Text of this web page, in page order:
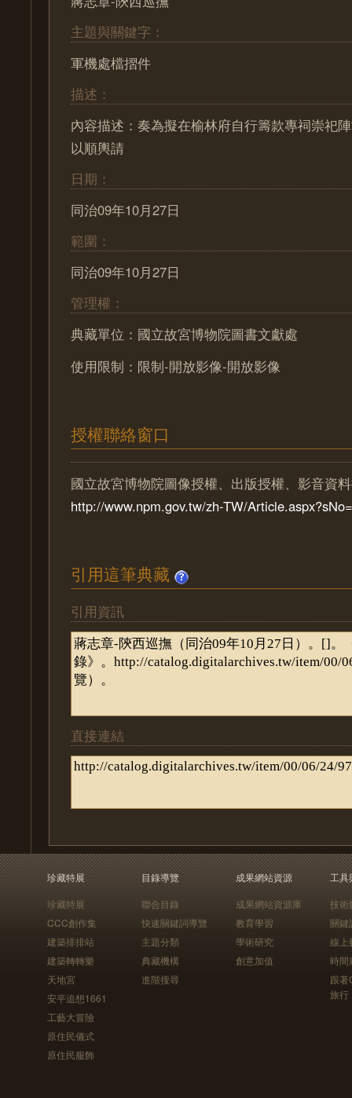
主題與關鍵字：
軍機處檔摺件
描述：
內容描述：奏為擬在榆林府自行籌款專祠崇祀
以順輿請
日期：
同治09年10月27日
範圍：
同治09年10月27日
管理權：
典藏單位：國立故宮博物院圖書文獻處
使用限制：限制-開放影像-開放影像
授權聯絡窗口
國立故宮博物院圖像授權、出版授權、影音資
http://www.npm.gov.tw/zh-TW/
引用這筆典藏
引用資訊
直接連結
珍藏特展
珍藏特展
CCC創作集
建築排排站
建築轉轉樂
天地宮
安平追想1661
工藝大冒險
原住民儀式
原住民服飾
目錄導覽
聯合目錄
快速關鍵詞導覽
主題分類
典藏機構
進階搜尋
成果網站資源
成果網站資源庫
教育學習
學術研究
創意加值
工具
技術
關鍵
線上
時間
跟
旅行